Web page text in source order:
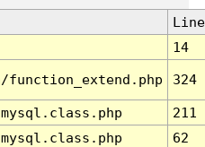
Line
14
324
211
62